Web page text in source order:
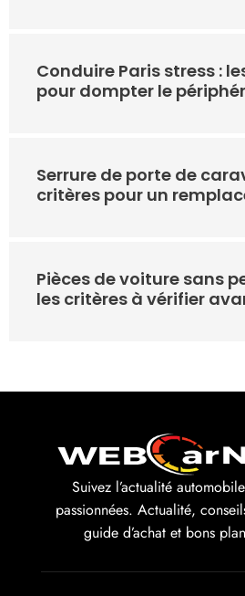
Conduire Paris stress :
pour dompter le
Serrure de porte de
critères pour un
Pièces de voiture sans
les critères à vérifier
Suivez l’actualité
passionnées. Actualité,
guide d’achat et bons